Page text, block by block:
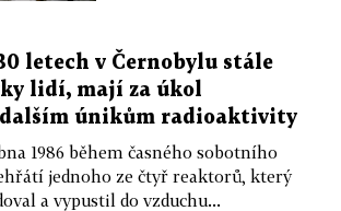
letech v Černobylu stále
lidí, mají za úkol
únikům radioaktivity
1986 během časného sobotního
jednoho ze čtyř reaktorů, který
a vypustil do vzduchu...